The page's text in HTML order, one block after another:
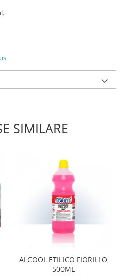
SIMILARE
ALCOOL ETILICO FIORILLO
500ML